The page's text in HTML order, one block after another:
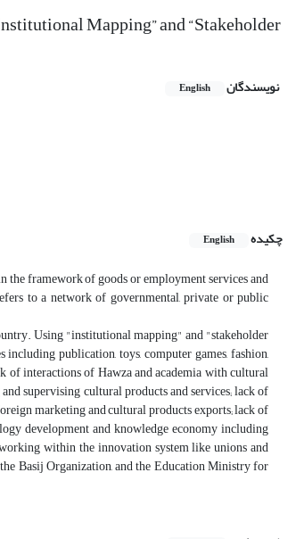
Mapping” and “Stakeholder
نویسندگان English
چکیده
English
framework of goods or employment services and
to a network of governmental, private or public
Using "institutional mapping" and "stakeholder
publication, toys, computer games, fashion,
of interactions of Hawza and academia with cultural
supervising cultural products and services; lack of
marketing and cultural products exports; lack of
development and knowledge economy including
within the innovation system like unions and
Basij Organization, and the Education Ministry for